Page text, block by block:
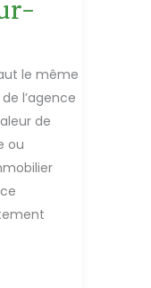
le même
l’agence
de
ou